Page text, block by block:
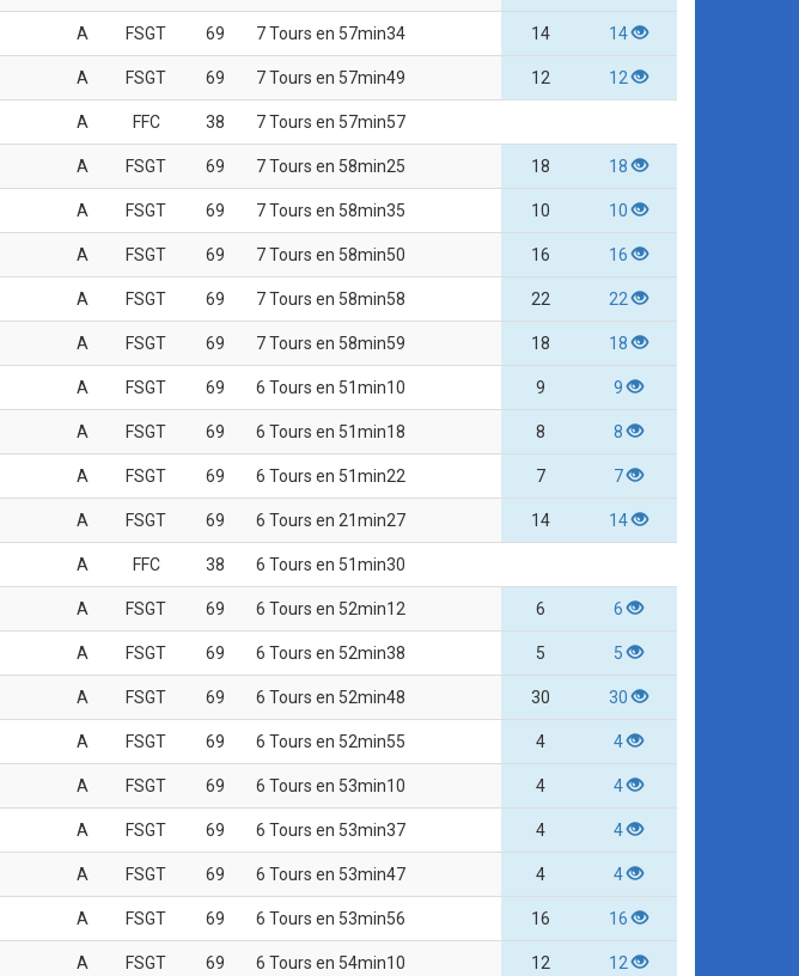
A FSGT 69 7 Tours en 57min34 14 14
A FSGT 69 7 Tours en 57min49 12 12
A FFC 38 7 Tours en 57min57
A FSGT 69 7 Tours en 58min25 18 18
A FSGT 69 7 Tours en 58min35 10 10
A FSGT 69 7 Tours en 58min50 16 16
A FSGT 69 7 Tours en 58min58 22 22
A FSGT 69 7 Tours en 58min59 18 18
A FSGT 69 6 Tours en 51min10 9 9
A FSGT 69 6 Tours en 51min18 8 8
A FSGT 69 6 Tours en 51min22 7 7
A FSGT 69 6 Tours en 21min27 14 14
A FFC 38 6 Tours en 51min30
A FSGT 69 6 Tours en 52min12 6 6
A FSGT 69 6 Tours en 52min38 5 5
A FSGT 69 6 Tours en 52min48 30 30
A FSGT 69 6 Tours en 52min55 4 4
A FSGT 69 6 Tours en 53min10 4 4
A FSGT 69 6 Tours en 53min37 4 4
A FSGT 69 6 Tours en 53min47 4 4
A FSGT 69 6 Tours en 53min56 16 16
A FSGT 69 6 Tours en 54min10 12 12